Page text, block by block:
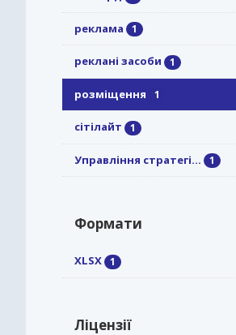
реклама 1
реклані засоби 1
розміщення 1
сітілайт 1
Управління стратегі... 1
Формати
XLSX 1
Ліцензії